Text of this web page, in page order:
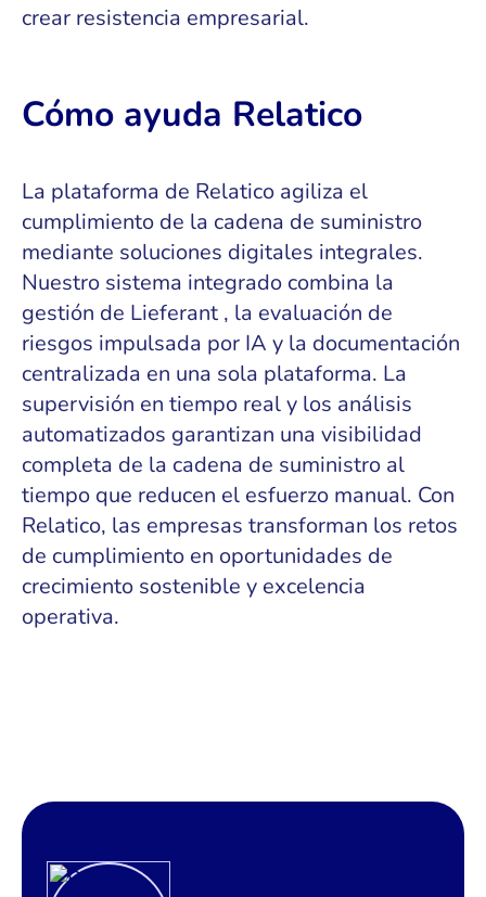
crear resistencia empresarial.
Cómo ayuda Relatico
La plataforma de Relatico agiliza el
cumplimiento de la cadena de suministro
mediante soluciones digitales integrales.
Nuestro sistema integrado combina la
gestión de Lieferant , la evaluación de
riesgos impulsada por IA y la documentación
centralizada en una sola plataforma. La
supervisión en tiempo real y los análisis
automatizados garantizan una visibilidad
completa de la cadena de suministro al
tiempo que reducen el esfuerzo manual. Con
Relatico, las empresas transforman los retos
de cumplimiento en oportunidades de
crecimiento sostenible y excelencia
operativa.